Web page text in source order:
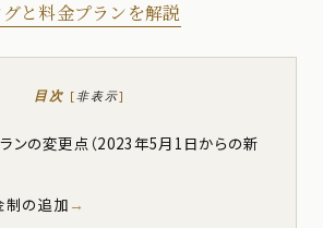
と料金プランを解説
目次 [非表示]
ンの変更点（2023年5月1日からの新
の追加